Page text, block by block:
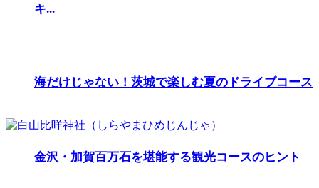
キ...
海だけじゃない！茨城で楽しむ夏のドライブコース
金沢・加賀百万石を堪能する観光コースのヒント